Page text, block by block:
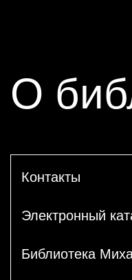
О
Контакты
Электронный
Библиотека